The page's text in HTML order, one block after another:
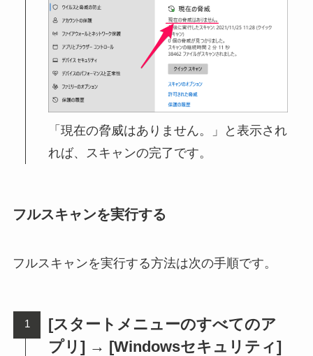
「現在の脅威はありません。」と表示され
れば、スキャンの完了です。
フルスキャンを実行する
フルスキャンを実行する方法は次の手順です。
[スタートメニューのすべてのア
プリ] → [Windowsセキュリティ]